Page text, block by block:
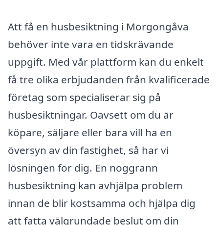
Att få en husbesiktning i Morgongåva
behöver inte vara en tidskrävande
uppgift. Med vår plattform kan du enkelt
få tre olika erbjudanden från kvalificerade
företag som specialiserar sig på
husbesiktningar. Oavsett om du är
köpare, säljare eller bara vill ha en
översyn av din fastighet, så har vi
lösningen för dig. En noggrann
husbesiktning kan avhjälpa problem
innan de blir kostsamma och hjälpa dig
att fatta välgrundade beslut om din